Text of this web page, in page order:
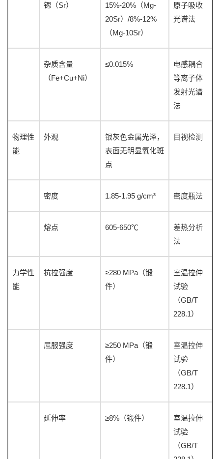
锶（Sr） 15%-20% （Mg-
20Sr） /8%-12%
（Mg-10Sr）
原子吸收
光谱法
杂质含量
（Fe+Cu+Ni）
≤0.015%
电感耦合
等离子体
发射光谱
法
物理性
能
外观
银灰色金属光泽，
表面无明显氧化斑
点
目视检测
密度 1.85-1.95 g/cm³ 密度瓶法
熔点 605-650℃
差热分析
法
力学性
能
抗拉强度 ≥280 MPa （锻
件）
室温拉伸
试验
（GB/T
228.1）
屈服强度 ≥250 MPa （锻
件）
室温拉伸
试验
（GB/T
228.1）
延伸率 ≥8% （锻件）
室温拉伸
试验
（GB/T